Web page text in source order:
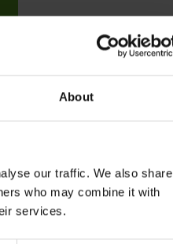
About
our traffic. We also share
who may combine it with
services.